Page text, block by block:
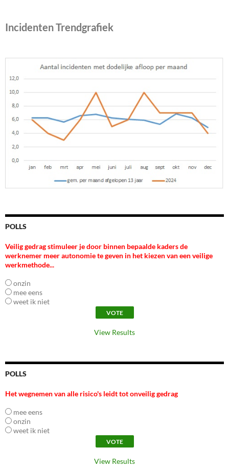
Incidenten Trendgrafiek
POLLS
Veilig gedrag stimuleer je door binnen bepaalde kaders de
werknemer meer autonomie te geven in het kiezen van een veilige
werkmethode...
onzin
mee eens
weet ik niet
View Results
POLLS
Het wegnemen van alle risico's leidt tot onveilig gedrag
mee eens
onzin
weet ik niet
View Results